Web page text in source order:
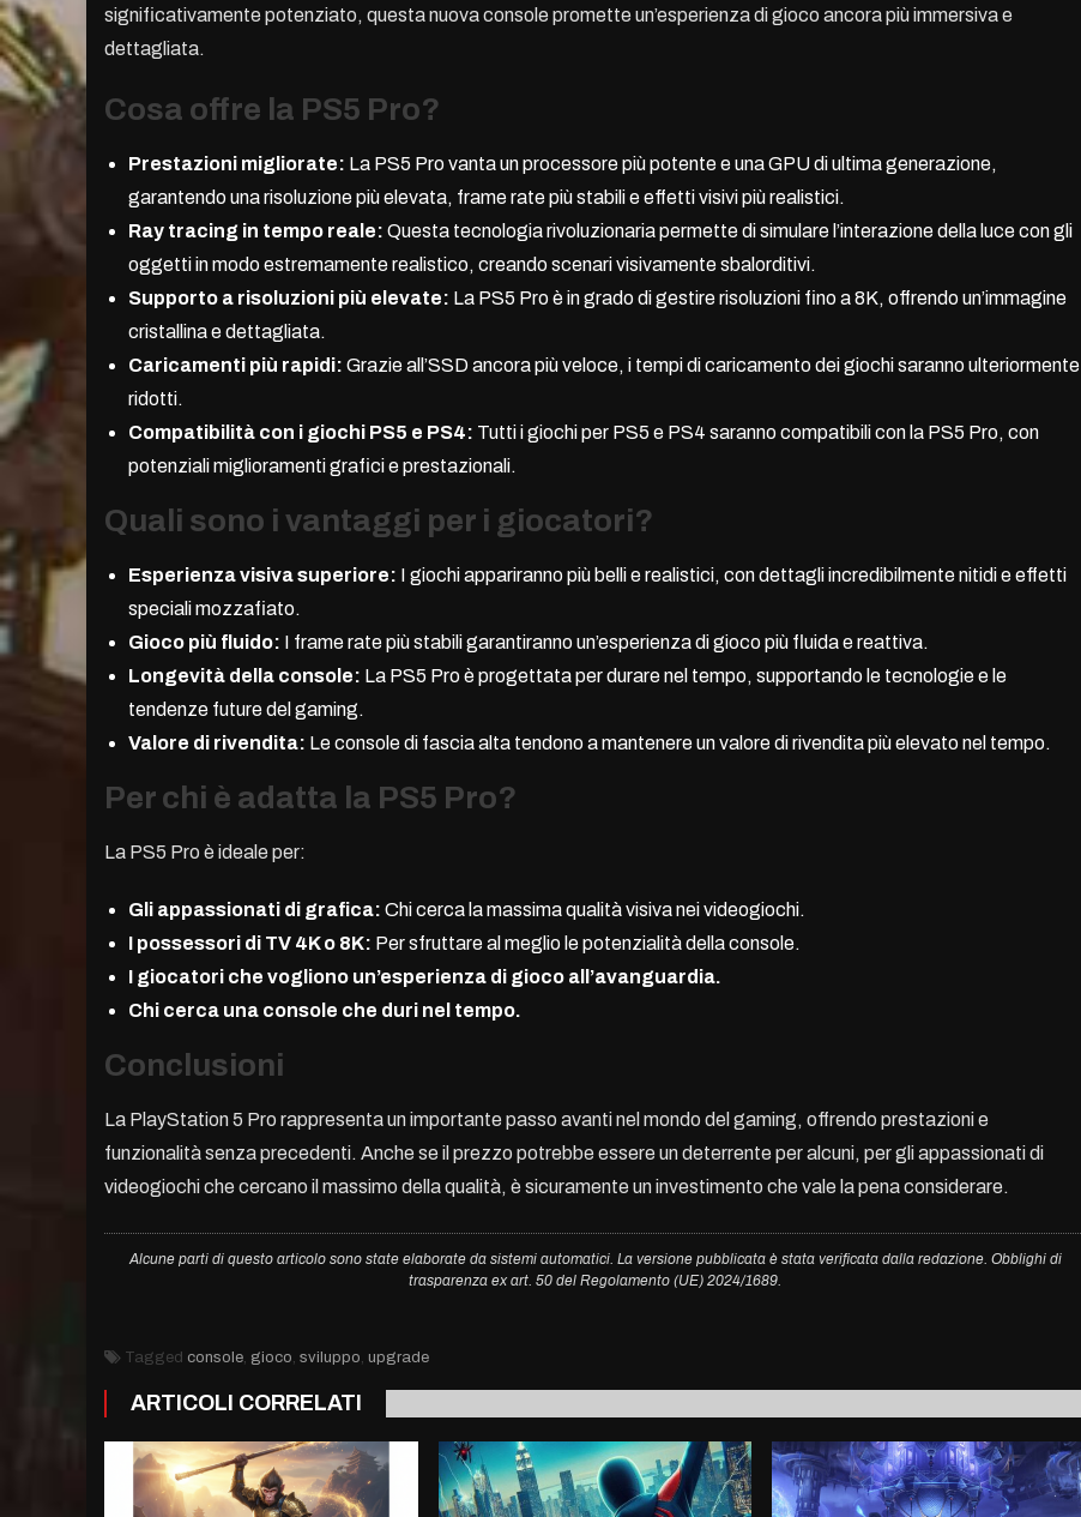
significativamente potenziato, questa nuova console promette un’esperienza di gioco ancora più immersiva e
dettagliata.
Cosa offre la PS5 Pro?
Prestazioni migliorate: La PS5 Pro vanta un processore più potente e una GPU di ultima generazione,
garantendo una risoluzione più elevata, frame rate più stabili e effetti visivi più realistici.
Ray tracing in tempo reale: Questa tecnologia rivoluzionaria permette di simulare l’interazione della luce con gli
oggetti in modo estremamente realistico, creando scenari visivamente sbalorditivi.
Supporto a risoluzioni più elevate: La PS5 Pro è in grado di gestire risoluzioni fino a 8K, offrendo un’immagine
cristallina e dettagliata.
Caricamenti più rapidi: Grazie all’SSD ancora più veloce, i tempi di caricamento dei giochi saranno ulteriormente
ridotti.
Compatibilità con i giochi PS5 e PS4: Tutti i giochi per PS5 e PS4 saranno compatibili con la PS5 Pro, con
potenziali miglioramenti grafici e prestazionali.
Quali sono i vantaggi per i giocatori?
Esperienza visiva superiore: I giochi appariranno più belli e realistici, con dettagli incredibilmente nitidi e effetti
speciali mozzafiato.
Gioco più fluido: I frame rate più stabili garantiranno un’esperienza di gioco più fluida e reattiva.
Longevità della console: La PS5 Pro è progettata per durare nel tempo, supportando le tecnologie e le
tendenze future del gaming.
Valore di rivendita: Le console di fascia alta tendono a mantenere un valore di rivendita più elevato nel tempo.
Per chi è adatta la PS5 Pro?
La PS5 Pro è ideale per:
Gli appassionati di grafica: Chi cerca la massima qualità visiva nei videogiochi.
I possessori di TV 4K o 8K: Per sfruttare al meglio le potenzialità della console.
I giocatori che vogliono un’esperienza di gioco all’avanguardia.
Chi cerca una console che duri nel tempo.
Conclusioni
La PlayStation 5 Pro rappresenta un importante passo avanti nel mondo del gaming, offrendo prestazioni e
funzionalità senza precedenti. Anche se il prezzo potrebbe essere un deterrente per alcuni, per gli appassionati di
videogiochi che cercano il massimo della qualità, è sicuramente un investimento che vale la pena considerare.
Alcune parti di questo articolo sono state elaborate da sistemi automatici. La versione pubblicata è stata verificata dalla redazione. Obblighi di
trasparenza ex art. 50 del Regolamento (UE) 2024/1689.
Tagged console, gioco, sviluppo, upgrade
ARTICOLI CORRELATI